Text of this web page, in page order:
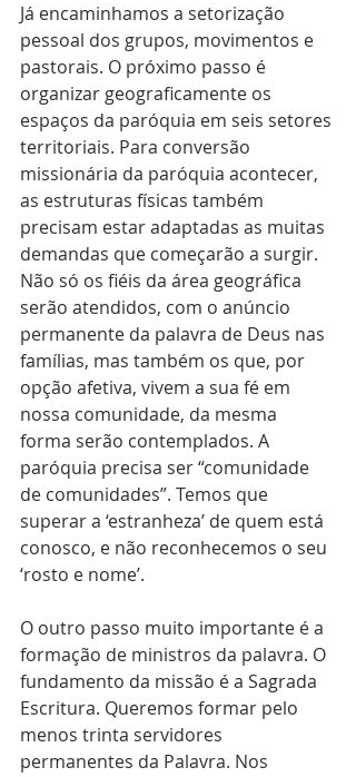
Já encaminhamos a setorização
pessoal dos grupos, movimentos e
pastorais. O próximo passo é
organizar geograficamente os
espaços da paróquia em seis setores
territoriais. Para conversão
missionária da paróquia acontecer,
as estruturas físicas também
precisam estar adaptadas as muitas
demandas que começarão a surgir.
Não só os fiéis da área geográfica
serão atendidos, com o anúncio
permanente da palavra de Deus nas
famílias, mas também os que, por
opção afetiva, vivem a sua fé em
nossa comunidade, da mesma
forma serão contemplados. A
paróquia precisa ser “comunidade
de comunidades”. Temos que
superar a ‘estranheza’ de quem está
conosco, e não reconhecemos o seu
‘rosto e nome’.
O outro passo muito importante é a
formação de ministros da palavra. O
fundamento da missão é a Sagrada
Escritura. Queremos formar pelo
menos trinta servidores
permanentes da Palavra. Nos